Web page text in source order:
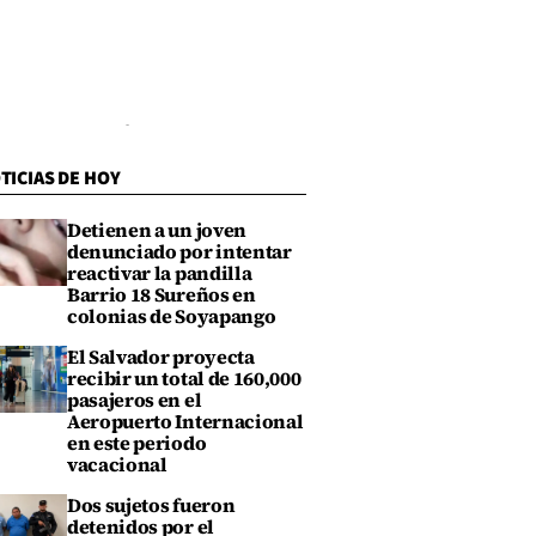
DE HOY
Detienen a un joven
denunciado por intentar
reactivar la pandilla
Barrio 18 Sureños en
colonias de Soyapango
El Salvador proyecta
recibir un total de 160,000
pasajeros en el
Aeropuerto Internacional
en este periodo
vacacional
Dos sujetos fueron
detenidos por el